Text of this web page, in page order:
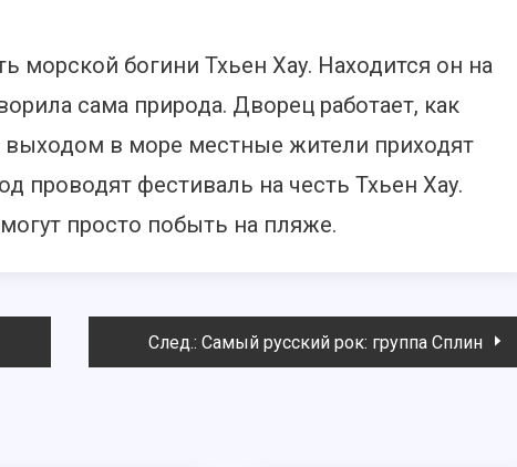
морской богини Тхьен Хау. Находится он на
сама природа. Дворец работает, как
выходом в море местные жители приходят
проводят фестиваль на честь Тхьен Хау.
просто побыть на пляже.
След.: Самый русский рок: группа Сплин